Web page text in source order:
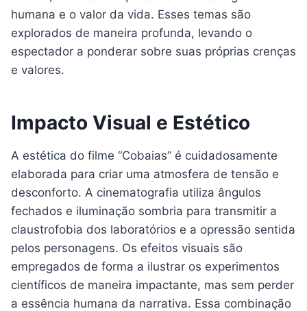
humana e o valor da vida. Esses temas são
explorados de maneira profunda, levando o
espectador a ponderar sobre suas próprias crenças
e valores.
Impacto Visual e Estético
A estética do filme “Cobaias” é cuidadosamente
elaborada para criar uma atmosfera de tensão e
desconforto. A cinematografia utiliza ângulos
fechados e iluminação sombria para transmitir a
claustrofobia dos laboratórios e a opressão sentida
pelos personagens. Os efeitos visuais são
empregados de forma a ilustrar os experimentos
científicos de maneira impactante, mas sem perder
a essência humana da narrativa. Essa combinação